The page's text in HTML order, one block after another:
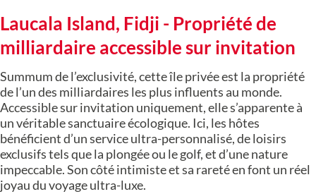
Laucala Island, Fidji - Propriété de
milliardaire accessible sur invitation
Summum de l’exclusivité, cette île privée est la propriété
de l’un des milliardaires les plus influents au monde.
Accessible sur invitation uniquement, elle s’apparente à
un véritable sanctuaire écologique. Ici, les hôtes
bénéficient d’un service ultra-personnalisé, de loisirs
exclusifs tels que la plongée ou le golf, et d’une nature
impeccable. Son côté intimiste et sa rareté en font un réel
joyau du voyage ultra-luxe.